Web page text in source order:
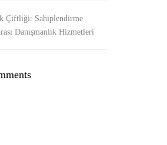
Çiftliği: Sahiplendirme
Danışmanlık Hizmetleri